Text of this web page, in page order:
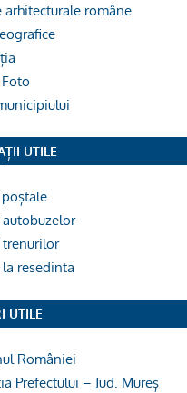
arhitecturale române
UTILE
autobuzelor
trenurilor
la resedinta
UTILE
României
Prefectului – Jud. Mureș